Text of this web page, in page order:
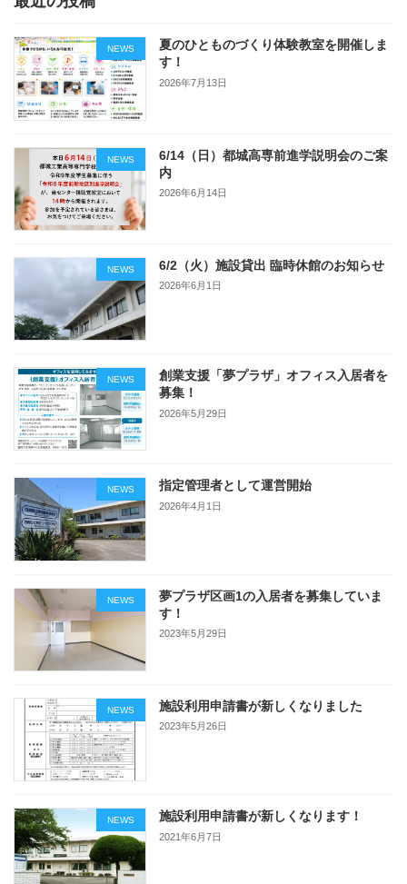
NEWS
夏のひとものづくり体験教室を開催しま
す！
2026年7月13日
NEWS
6/14（日）都城高専前進学説明会のご案
内
2026年6月14日
NEWS 6/2（火）施設貸出 臨時休館のお知らせ
2026年6月1日
NEWS
創業支援「夢プラザ」オフィス入居者を
募集！
2026年5月29日
NEWS 指定管理者として運営開始
2026年4月1日
NEWS
夢プラザ区画1の入居者を募集していま
す！
2023年5月29日
NEWS 施設利用申請書が新しくなりました
2023年5月26日
NEWS 施設利用申請書が新しくなります！
2021年6月7日